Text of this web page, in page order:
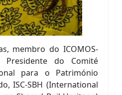
membro do ICOMOS-
do Comité
para o Património
ISC-SBH (International